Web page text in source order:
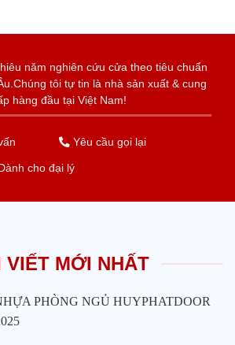
năm nghiên cứu cửa theo tiêu chuẩn
tôi tự tin là nhà sản xuất & cung
hàng đầu tại Việt Nam!
Yêu cầu gọi lại
Dành cho đại lý
VIẾT MỚI NHẤT